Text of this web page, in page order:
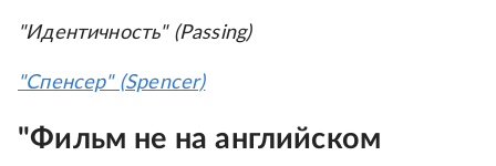
"Идентичность" (Passing)
"Спенсер" (Spencer)
"Фильм не на английском